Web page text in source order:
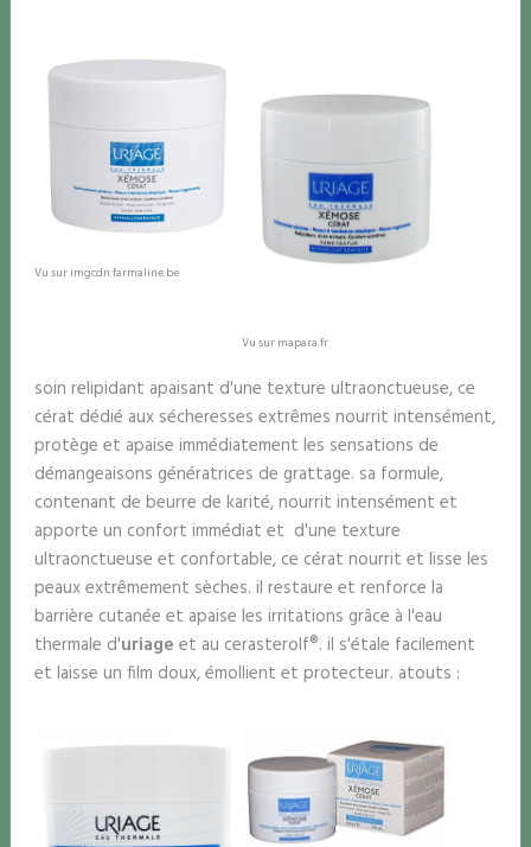
Vu sur imgcdn.farmaline.be
Vu sur mapara.fr
soin relipidant apaisant d'une texture ultraonctueuse, ce
cérat dédié aux sécheresses extrêmes nourrit intensément,
protège et apaise immédiatement les sensations de
démangeaisons génératrices de grattage. sa formule,
contenant de beurre de karité, nourrit intensément et
apporte un confort immédiat et d'une texture
ultraonctueuse et confortable, ce cérat nourrit et lisse les
peaux extrêmement sèches. il restaure et renforce la
barrière cutanée et apaise les irritations grâce à l'eau
thermale d'uriage et au cerasterolf®. il s'étale facilement
et laisse un film doux, émollient et protecteur. atouts :